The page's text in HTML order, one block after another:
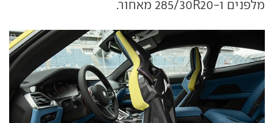
מלפנים ו-285/30R20 מאחור.